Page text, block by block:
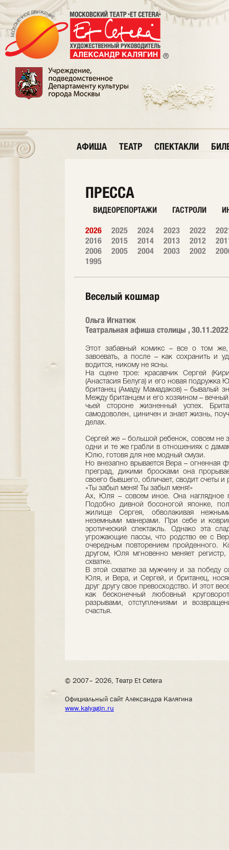
АФИША ТЕАТР СПЕКТАКЛИ
ПРЕССА
ВИДЕОРЕПОРТАЖИ ГАСТРОЛИ
2026 2025 2024 2023 2022
2016
2015 2014 2013 2012
2006
2005 2004 2003 2002
1995
Веселый кошмар
Ольга Игнатюк
Театральная афиша столицы , 30.11.2022
Этот забавный комикс – все о том
завоевать, а после – как сохранить и
водится, никому не ясны.
На сцене трое: красавчик Сергей
(Анастасия Белуга) и его новая
британец (Амаду Мамадаков) – бывалый
Между британцем и его хозяином –
чьей стороне жизненный успех.
самодоволен, циничен и знает жизнь,
делах.
Сергей же – большой ребенок, совсем
одни и те же грабли в отношениях с
Юлю, готовя для нее модный смузи.
Но внезапно врывается Вера – огненная
преград, дикими бросками она
своего бывшего, обличает, сводит счеты и
«Ты забыл меня! Ты забыл меня!»
Ах, Юля – совсем иное. Она наглядное
Подобно дивной босоногой японке,
жилище Сергея, обволакивая
неземными манерами. При себе и
эротический спектакль. Однако эта
угрожающие пассы, что родство ее с
очередным повторением пройденного.
другом, Юля мгновенно меняет регистр,
схватке.
В этой схватке за мужчину и за победу
Юля, и Вера, и Сергей, и британец,
друг другу свое превосходство. И этот
как бесконечный любовный
разрывами, отступлениями и
счастья.
© 2007– 2026, Театр Et Cetera
Официальный сайт Александра Калягина
www.kalyagin.ru